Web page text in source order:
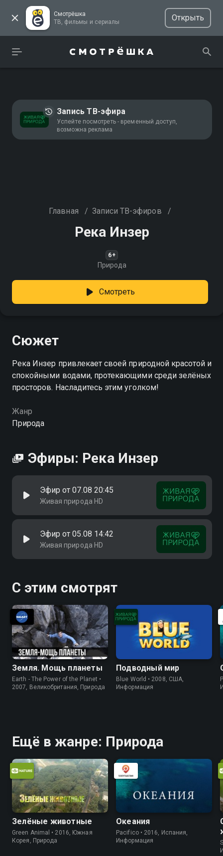
Смотрёшка
ТВ, фильмы и сериалы
Открыть
Запись ТВ-эфира
Успейте посмотреть - временный доступ,
возможна реклама
Главная / Записи ТВ-эфиров /
Река Инзер
6+
Природа
Смотреть
Сюжет
Река Инзер привлекает своей природной красотой и
спокойными водами, протекающими среди зелёных
просторов. Насладитесь этим уголком!
Жанр
Природа
Эфиры: Река Инзер
Эфир от 07.08 20:45
Живая природа HD
Эфир от 05.08 14:42
Живая природа HD
С этим смотрят
Земля. Мощь планеты
Earth - The Power of the Planet •
2007, Великобритания, Природа
Подводный мир
Blue World • 2008, США,
Информация
Ещё в жанре: Природа
Зелёные животные
Green Animal • 2016, Южная
Корея, Природа
Океания
Pacifico • 2016, Испания,
Информация